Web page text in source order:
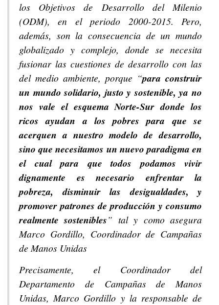
los Objetivos de Desarrollo del Milenio
(ODM), en el periodo 2000-2015. Pero,
además, son la consecuencia de un mundo
globalizado y complejo, donde se necesita
fusionar las cuestiones de desarrollo con las
del medio ambiente, porque “para construir
un mundo solidario, justo y sostenible, ya no
nos vale el esquema Norte-Sur donde los
ricos ayudan a los pobres para que se
acerquen a nuestro modelo de desarrollo,
sino que necesitamos un nuevo paradigma en
el cual para que todos podamos vivir
dignamente es necesario enfrentar la
pobreza, disminuir las desigualdades, y
promover patrones de producción y consumo
realmente sostenibles” tal y como asegura
Marco Gordillo, Coordinador de Campañas
de Manos Unidas
Precisamente, el Coordinador del
Departamento de Campañas de Manos
Unidas, Marco Gordillo y la responsable de